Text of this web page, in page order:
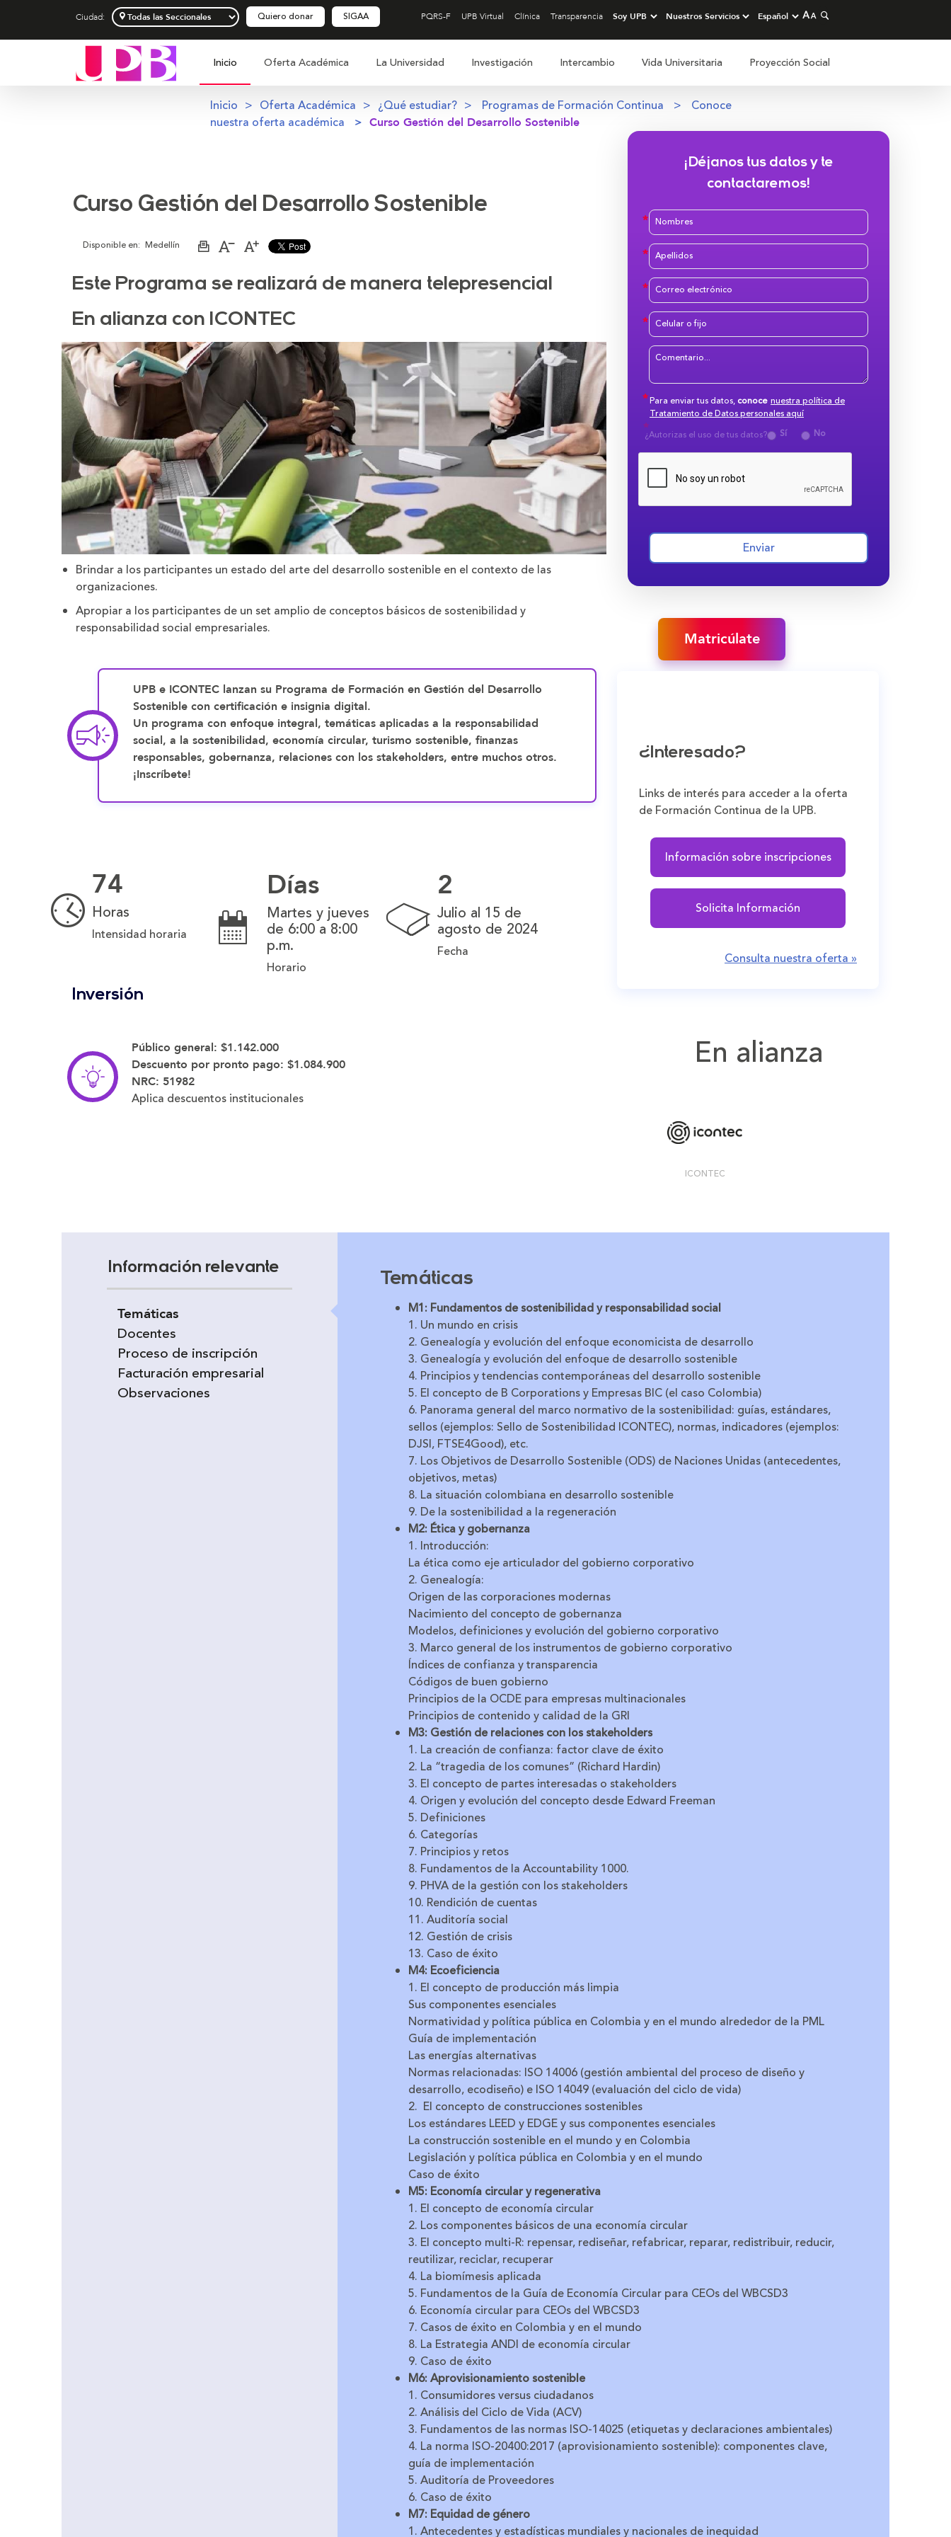
Ciudad: Quiero donar SIGAA PQRS-F UPB Virtual Clínica Transparencia
Inicio Oferta Académica La Universidad Investigación Intercambio Vida Universitaria Proyección Social
Inicio Oferta Académica ¿Qué estudiar? Programas de Formación Continua
Conoce
nuestra oferta académica
Curso Gestión del Desarrollo Sostenible
Curso Gestión del Desarrollo Sostenible
Disponible en: Medellín
ImprimirAumentar
de
la
Disminuir
de
la
Este Programa se realizará de manera telepresencial
En alianza con ICONTEC
Brindar a los participantes un estado del arte del desarrollo sostenible en el contexto de las
organizaciones.
Apropiar a los participantes de un set amplio de conceptos básicos de sostenibilidad y
responsabilidad social empresariales.
UPB e ICONTEC lanzan su Programa de Formación en Gestión del Desarrollo
Sostenible con certificación e insignia digital.
Un programa con enfoque integral, temáticas aplicadas a la responsabilidad
social, a la sostenibilidad, economía circular, turismo sostenible, finanzas
responsables, gobernanza, relaciones con los stakeholders, entre muchos otros.
¡Inscríbete!
74
Horas
Intensidad horaria
Días
Martes y jueves
de 6:00 a 8:00
p.m.
Horario
2
Julio al 15 de
agosto de 2024
Fecha
Inversión
Público general: $1.142.000
Descuento por pronto pago: $1.084.900
NRC: 51982
Aplica descuentos institucionales
¡Déjanos tus datos y te
contactaremos!
Para enviar tus datos,conoce nuestra política de
Tratamiento de Datos personales aquí
¿Autorizas el uso de tus datos?
Sí No
Enviar
Matricúlate
¿Interesado?
Links de interés para acceder a la oferta
de Formación Continua de la UPB.
Información sobre inscripciones
Solicita Información
Consulta nuestra oferta »
En alianza
ICONTEC
Información relevante
Temáticas
Docentes
Proceso de inscripción
Facturación empresarial
Observaciones
Temáticas
M1: Fundamentos de sostenibilidad y responsabilidad social
1. Un mundo en crisis
2. Genealogía y evolución del enfoque economicista de desarrollo
3. Genealogía y evolución del enfoque de desarrollo sostenible
4. Principios y tendencias contemporáneas del desarrollo sostenible
5. El concepto de B Corporations y Empresas BIC (el caso Colombia)
6. Panorama general del marco normativo de la sostenibilidad: guías, estándares,
sellos (ejemplos: Sello de Sostenibilidad ICONTEC), normas, indicadores (ejemplos:
DJSI, FTSE4Good), etc.
7. Los Objetivos de Desarrollo Sostenible (ODS) de Naciones Unidas (antecedentes,
objetivos, metas)
8. La situación colombiana en desarrollo sostenible
9. De la sostenibilidad a la regeneración
M2: Ética y gobernanza
1. Introducción:
La ética como eje articulador del gobierno corporativo
2. Genealogía:
Origen de las corporaciones modernas
Nacimiento del concepto de gobernanza
Modelos, definiciones y evolución del gobierno corporativo
3. Marco general de los instrumentos de gobierno corporativo
Índices de confianza y transparencia
Códigos de buen gobierno
Principios de la OCDE para empresas multinacionales
Principios de contenido y calidad de la GRI
M3: Gestión de relaciones con los stakeholders
1. La creación de confianza: factor clave de éxito
2. La “tragedia de los comunes” (Richard Hardin)
3. El concepto de partes interesadas o stakeholders
4. Origen y evolución del concepto desde Edward Freeman
5. Definiciones
6. Categorías
7. Principios y retos
8. Fundamentos de la Accountability 1000.
9. PHVA de la gestión con los stakeholders
10. Rendición de cuentas
11. Auditoría social
12. Gestión de crisis
13. Caso de éxito
M4: Ecoeficiencia
1. El concepto de producción más limpia
Sus componentes esenciales
Normatividad y política pública en Colombia y en el mundo alrededor de la PML
Guía de implementación
Las energías alternativas
Normas relacionadas: ISO 14006 (gestión ambiental del proceso de diseño y
desarrollo, ecodiseño) e ISO 14049 (evaluación del ciclo de vida)
2. El concepto de construcciones sostenibles
Los estándares LEED y EDGE y sus componentes esenciales
La construcción sostenible en el mundo y en Colombia
Legislación y política pública en Colombia y en el mundo
Caso de éxito
M5: Economía circular y regenerativa
1. El concepto de economía circular
2. Los componentes básicos de una economía circular
3. El concepto multi-R: repensar, rediseñar, refabricar, reparar, redistribuir, reducir,
reutilizar, reciclar, recuperar
4. La biomímesis aplicada
5. Fundamentos de la Guía de Economía Circular para CEOs del WBCSD3
6. Economía circular para CEOs del WBCSD3
7. Casos de éxito en Colombia y en el mundo
8. La Estrategia ANDI de economía circular
9. Caso de éxito
M6: Aprovisionamiento sostenible
1. Consumidores versus ciudadanos
2. Análisis del Ciclo de Vida (ACV)
3. Fundamentos de las normas ISO-14025 (etiquetas y declaraciones ambientales)
4. La norma ISO-20400:2017 (aprovisionamiento sostenible): componentes clave,
guía de implementación
5. Auditoría de Proveedores
6. Caso de éxito
M7: Equidad de género
1. Antecedentes y estadísticas mundiales y nacionales de inequidad